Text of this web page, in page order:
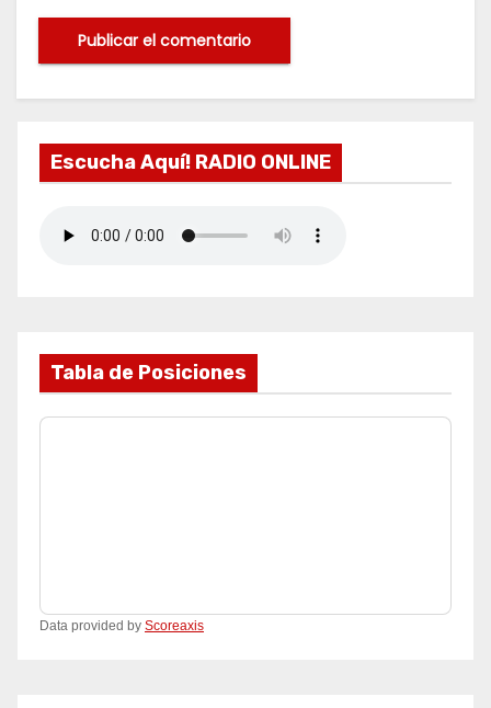
Escucha Aquí! RADIO ONLINE
Tabla de Posiciones
Data provided by Scoreaxis